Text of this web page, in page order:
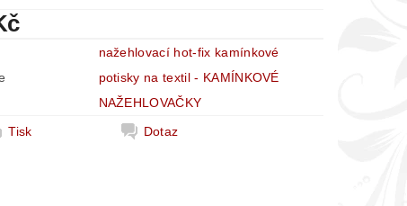
nažehlovací hot-fix kamínkové
potisky na textil - KAMÍNKOVÉ
NAŽEHLOVAČKY
Tisk
Dotaz